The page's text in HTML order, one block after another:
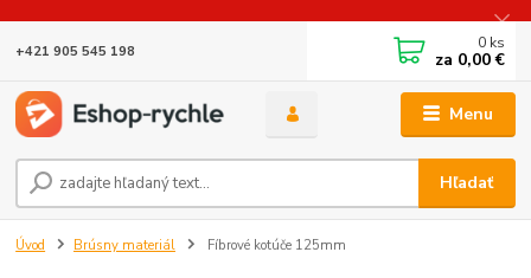
Menu
Hľadať
+421 905 545 198 0 ks
za 0,00 €
Úvod Brúsny materiál Fíbrové kotúče 125mm